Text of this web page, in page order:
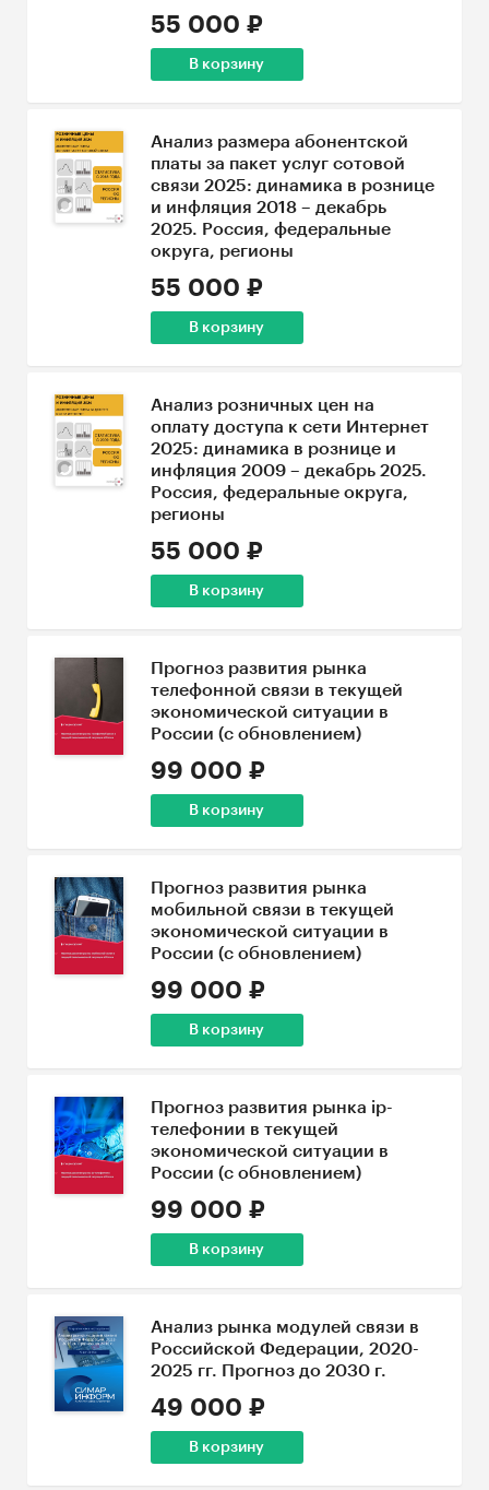
55 000 ₽
В корзину
Анализ размера абонентской
платы за пакет услуг сотовой
связи 2025: динамика в рознице
и инфляция 2018 – декабрь
2025. Россия, федеральные
округа, регионы
55 000 ₽
В корзину
Анализ розничных цен на
оплату доступа к сети Интернет
2025: динамика в рознице и
инфляция 2009 – декабрь 2025.
Россия, федеральные округа,
регионы
55 000 ₽
В корзину
Прогноз развития рынка
телефонной связи в текущей
экономической ситуации в
России (с обновлением)
99 000 ₽
В корзину
Прогноз развития рынка
мобильной связи в текущей
экономической ситуации в
России (с обновлением)
99 000 ₽
В корзину
Прогноз развития рынка ip-
телефонии в текущей
экономической ситуации в
России (с обновлением)
99 000 ₽
В корзину
Анализ рынка модулей связи в
Российской Федерации, 2020-
2025 гг. Прогноз до 2030 г.
49 000 ₽
В корзину